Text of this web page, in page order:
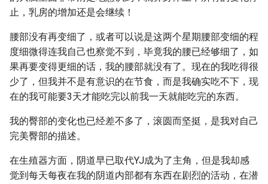
止，乳房的增加还是会继续！
腰部没有再变细了，或者可以说是这两个星期腰部变细的程
度细微得连我自己也察觉不到，毕竟我的腰已经够细了，如
果再要变得更细的话，我的腰部就没有了。现在的我吃得很
少了，但我并不是有意识的在节食，而是我确实吃不下，现
在的我可能要3天才能吃完以前我一天就能吃完的东西。
我的臀部的变化也已经差不多了，滚圆而坚挺，是我对自己
完美臀部的描述。
在生殖器方面，阴道早已取代YJ成为了主角，但是我却感
觉到每天每夜在我的阴道内部都有东西在剧烈的活动，在潜